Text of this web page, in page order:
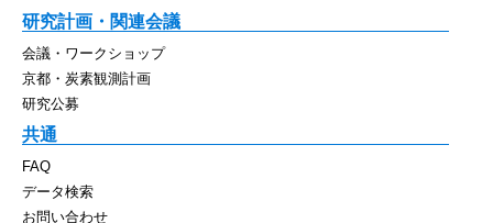
研究計画・関連会議
会議・ワークショップ
京都・炭素観測計画
研究公募
共通
FAQ
データ検索
お問い合わせ